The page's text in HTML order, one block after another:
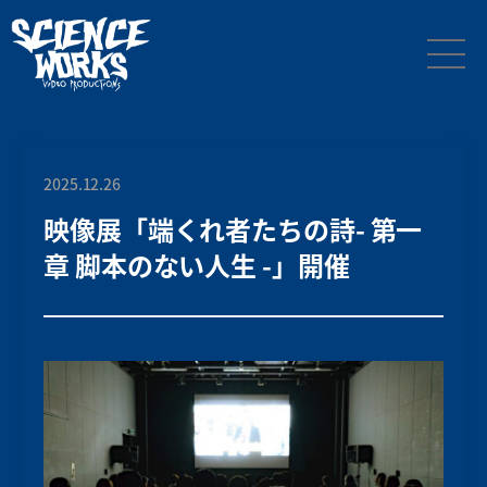
2025.12.26
映像展「端くれ者たちの詩- 第一
章 脚本のない人生 -」開催